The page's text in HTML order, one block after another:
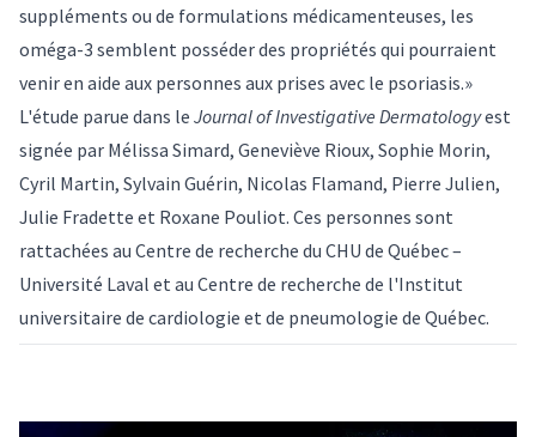
suppléments ou de formulations médicamenteuses, les
oméga-3 semblent posséder des propriétés qui pourraient
venir en aide aux personnes aux prises avec le psoriasis.»
L'étude parue dans le Journal of Investigative Dermatologyest
signée par Mélissa Simard, Geneviève Rioux, Sophie Morin,
Cyril Martin, Sylvain Guérin, Nicolas Flamand, Pierre Julien,
Julie Fradette et Roxane Pouliot. Ces personnes sont
rattachées au Centre de recherche du CHU de Québec –
Université Laval et au Centre de recherche de l'Institut
universitaire de cardiologie et de pneumologie de Québec.